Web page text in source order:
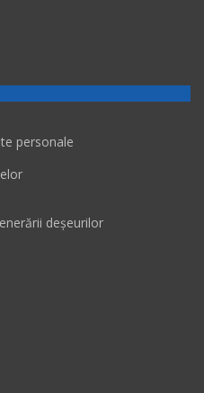
personale
deșeurilor